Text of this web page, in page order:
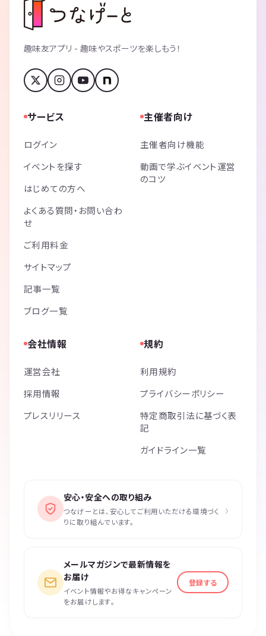
趣味友アプリ - 趣味やスポーツを楽しもう！
サービス
ログイン
イベントを探す
はじめての方へ
よくある質問・お問い合わ
せ
ご利用料金
サイトマップ
記事一覧
ブログ一覧
主催者向け
主催者向け機能
動画で学ぶイベント運営
のコツ
会社情報
運営会社
採用情報
プレスリリース
規約
利用規約
プライバシーポリシー
特定商取引法に基づく表
記
ガイドライン一覧
安心・安全への取り組み
つなげーとは、安心してご利用いただける環境づく
りに取り組んでいます。
›
メールマガジンで最新情報を
お届け
イベント情報やお得なキャンペーン
をお届けします。
登録する